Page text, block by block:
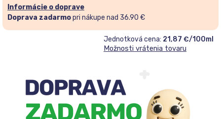
mailovú
adresu
a
čakateľov
Informácie o doprave
Doprava zadarmopri nákupe nad 36.90 €
Jednotková cena: 21,87 €/100ml
Možnosti vrátenia tovaru